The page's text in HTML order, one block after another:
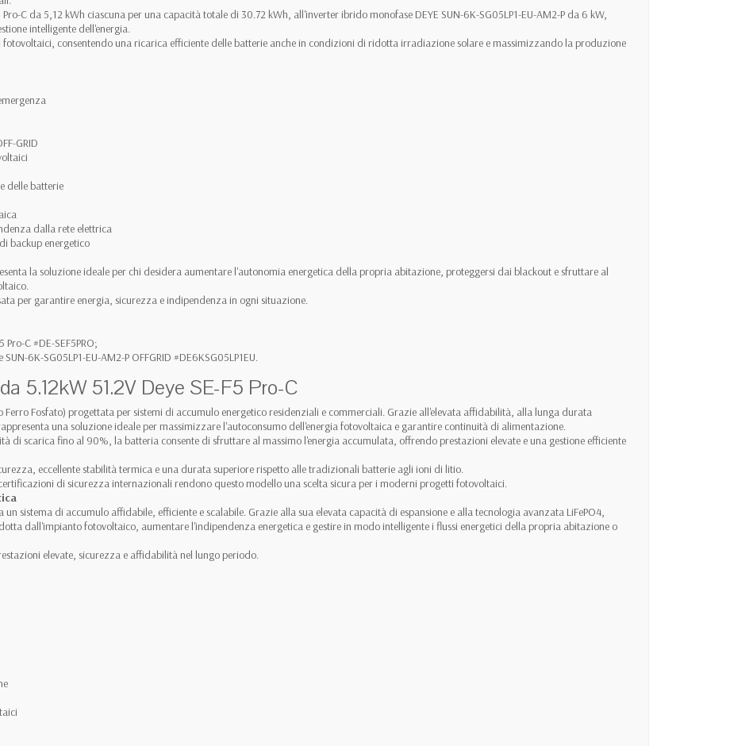
C da 5,12 kWh ciascuna per una capacità totale di 30.72 kWh, all'inverter ibrido monofase DEYE SUN-6K-SG05LP1-EU-AM2-P da 6 kW,
intelligente dell'energia.
consentendo una ricarica efficiente delle batterie anche in condizioni di ridotta irradiazione solare e massimizzando la produzione
GRID
delle batterie
dalla rete elettrica
backup energetico
la soluzione ideale per chi desidera aumentare l'autonomia energetica della propria abitazione, proteggersi dai blackout e sfruttare al
per garantire energia, sicurezza e indipendenza in ogni situazione.
C #DE-SEF5PRO;
6K-SG05LP1-EU-AM2-P OFFGRID #DE6KSG05LP1EU.
5.12kW 51.2V Deye SE-F5 Pro-C
Ferro Fosfato) progettata per sistemi di accumulo energetico residenziali e commerciali. Grazie all'elevata affidabilità, alla lunga durata
una soluzione ideale per massimizzare l'autoconsumo dell'energia fotovoltaica e garantire continuità di alimentazione.
di scarica fino al 90%, la batteria consente di sfruttare al massimo l'energia accumulata, offrendo prestazioni elevate e una gestione efficiente
eccellente stabilità termica e una durata superiore rispetto alle tradizionali batterie agli ioni di litio.
di sicurezza internazionali rendono questo modello una scelta sicura per i moderni progetti fotovoltaici.
un sistema di accumulo affidabile, efficiente e scalabile. Grazie alla sua elevata capacità di espansione e alla tecnologia avanzata LiFePO4,
dall'impianto fotovoltaico, aumentare l'indipendenza energetica e gestire in modo intelligente i flussi energetici della propria abitazione o
elevate, sicurezza e affidabilità nel lungo periodo.